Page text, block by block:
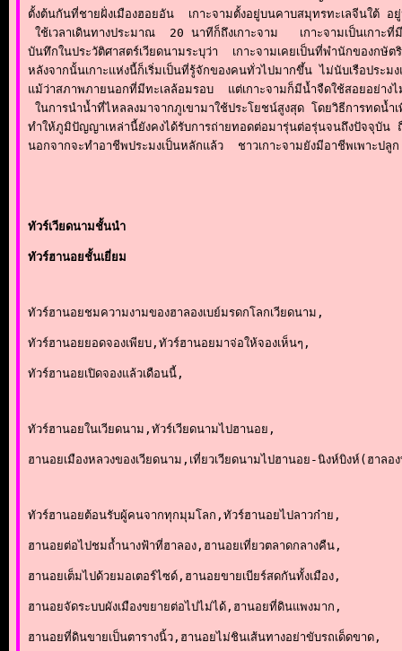
ตั้งต้นกันที่ชายฝั่งเมืองฮอยอัน  เกาะจามตั้งอยู่บนคาบสมุทรทะเลจีนใต้
ใช้เวลาเดินทางประมาณ  20 นาทีก็ถึงเกาะจาม   เกาะจามเป็นเกา
บันทึกในประวัติศาสตร์เวียดนามระบุว่า  เกาะจามเคยเป็นที่พำนักของก
หลังจากนั้นเกาะแห่งนี้ก็เริ่มเป็นที่รู้จักของคนทั่วไปมากขึ้น ไม่นับเรือประม
แม้ว่าสภาพภายนอกที่มีทะเลล้อมรอบ  แต่เกาะจามก็มีน้ำจืดใช้สอยอย่า
ในการนำน้ำที่ไหลลงมาจากภูเขามาใช้ประโยชน์สูงสุด โดยวิธีการทด
ทำให้ภูมิปัญญาเหล่านี้ยังคงได้รับการถ่ายทอดต่อมารุ่นต่อรุ่นจนถึงปัจจุบัน
นอกจากจะทำอาชีพประมงเป็นหลักแล้ว  ชาวเกาะจามยังมีอาชีพเพาะ
ทัวร์เวียดนามชั้นนำ
ทัวร์ฮานอยชั้นเยี่ยม
ทัวร์ฮานอยชมความงามของฮาลองเบย์มรดกโลกเวียดนาม,
ทัวร์ฮานอยยอดจองเพียบ,ทัวร์ฮานอยมาจ่อให้จองเห็นๆ,
ทัวร์ฮานอยเปิดจองแล้วเดือนนี้,
ทัวร์ฮานอยในเวียดนาม,ทัวร์เวียดนามไปฮานอย,
ฮานอยเมืองหลวงของเวียดนาม,เที่ยวเวียดนามไปฮานอย-นิงห์บิงห์(ฮา
ทัวร์ฮานอยต้อนรับผู้คนจากทุกมุมโลก,ทัวร์ฮานอยไปลาวก๋าย,
ฮานอยต่อไปชมถ้ำนางฟ้าที่ฮาลอง,ฮานอยเที่ยวตลาดกลางคืน,
ฮานอยเต็มไปด้วยมอเตอร์ไซด์,ฮานอยขายเบียร์สดกันทั้งเมือง,
ฮานอยจัดระบบผังเมืองขยายต่อไปไม่ได้,ฮานอยที่ดินแพงมาก,
ฮานอยที่ดินขายเป็นตารางนิ้ว,ฮานอยไม่ชินเส้นทางอย่าขับรถเด็ดขาด,